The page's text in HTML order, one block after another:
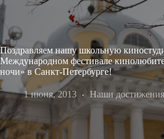
найдено
Новости
школе
Учеба
Пресс-
центр
Хоровая
Царевич
Запомнить меня Забыли пароль?
Вход
Имя пользователя или Email
Получить новый пароль
Поздравляем нашу школьную
Международном фестивале
ночи» в Санкт-Петербурге!
1 июня, 2013 Наши достижения